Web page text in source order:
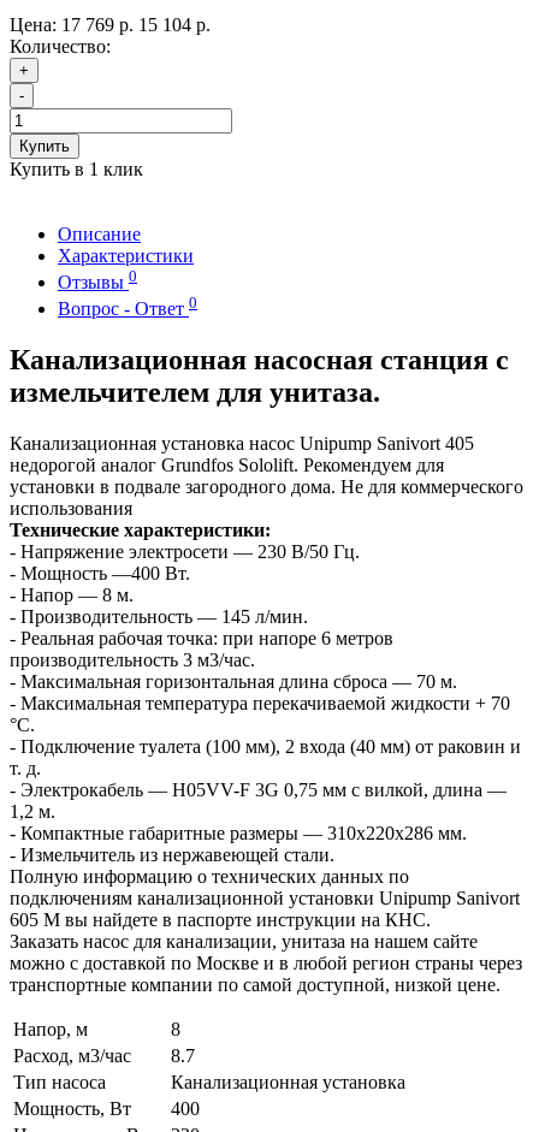
Цена: 17 769 р. 15 104 р.
Количество:
+
-
Купить
Купить в 1 клик
Описание
Характеристики
Отзывы 0
Вопрос - Ответ 0
Канализационная насосная станция с
измельчителем для унитаза.
Канализационная установка насос Unipump Sanivort 405
недорогой аналог Grundfos Sololift. Рекомендуем для
установки в подвале загородного дома. Не для коммерческого
использования
Технические характеристики:
- Напряжение электросети — 230 В/50 Гц.
- Мощность —400 Вт.
- Напор — 8 м.
- Производительность — 145 л/мин.
- Реальная рабочая точка: при напоре 6 метров
производительность 3 м3/час.
- Максимальная горизонтальная длина сброса — 70 м.
- Максимальная температура перекачиваемой жидкости + 70
°С.
- Подключение туалета (100 мм), 2 входа (40 мм) от раковин и
т. д.
- Электрокабель — Н05VV-F 3G 0,75 мм с вилкой, длина —
1,2 м.
- Компактные габаритные размеры — 310x220x286 мм.
- Измельчитель из нержавеющей стали.
Полную информацию о технических данных по
подключениям канализационной установки Unipump Sanivort
605 M вы найдете в паспорте инструкции на КНС.
Заказать насос для канализации, унитаза на нашем сайте
можно с доставкой по Москве и в любой регион страны через
транспортные компании по самой доступной, низкой цене.
Напор, м
8
Расход, м3/час
8.7
Тип насоса
Канализационная установка
Мощность, Вт
400